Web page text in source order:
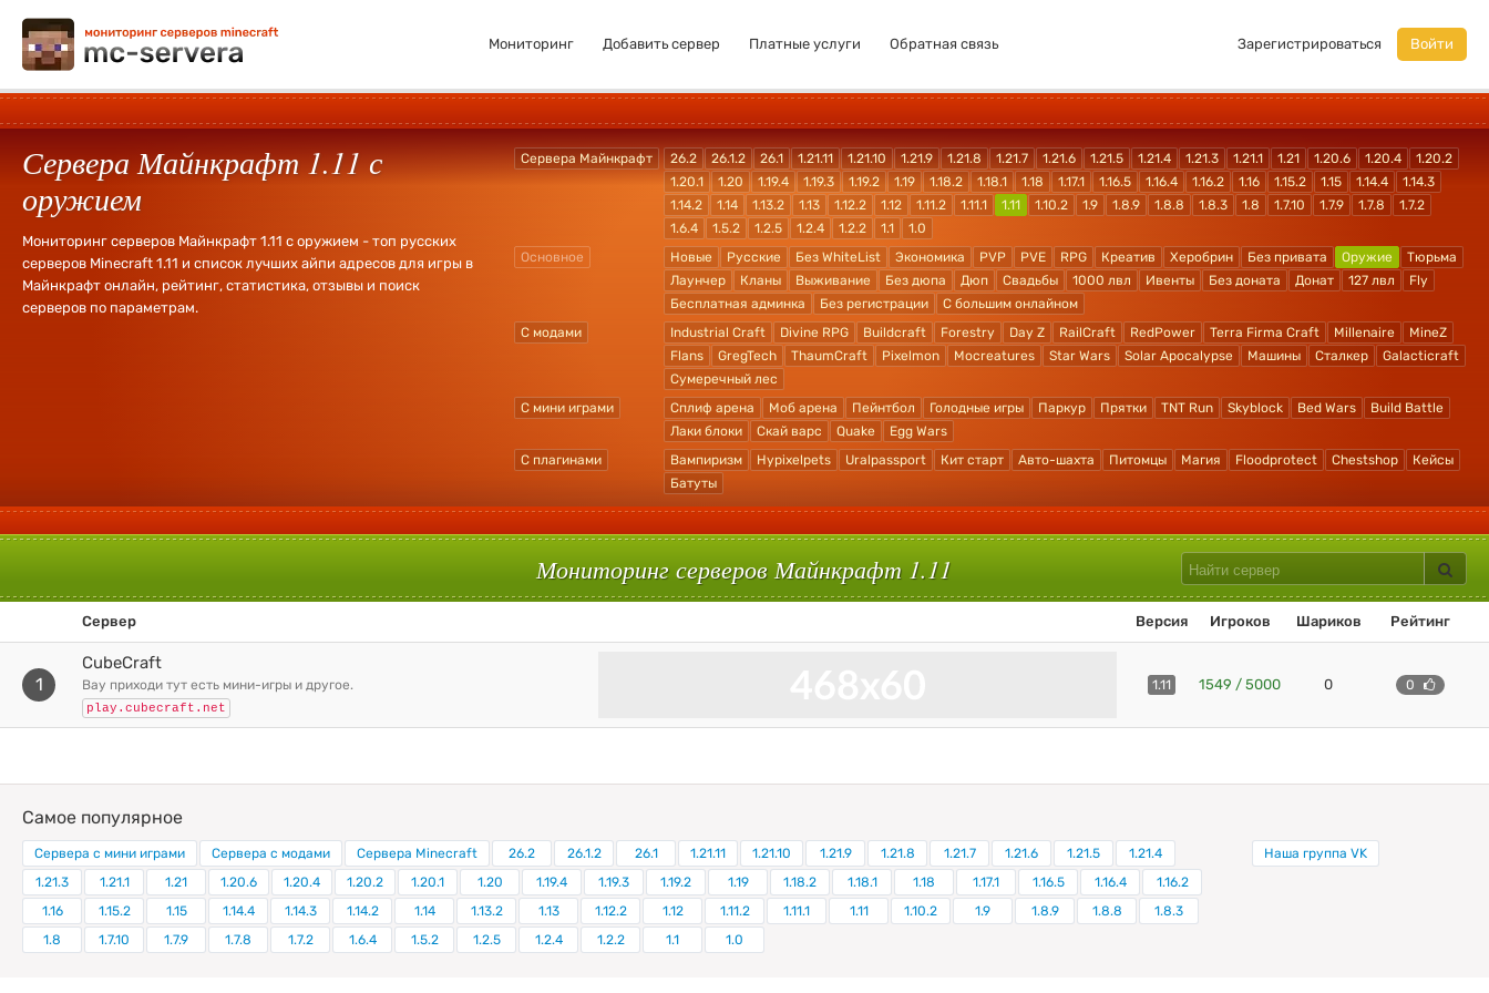
Мониторинг Добавить сервер Платные услуги Обратная связь Зарегистрироваться Войти
Сервера Майнкрафт 1.11 с
оружием
Мониторинг серверов Майнкрафт 1.11 с оружием - топ русских
серверов Minecraft 1.11 и список лучших айпи адресов для игры в
Майнкрафт онлайн, рейтинг, статистика, отзывы и поиск
серверов по параметрам.
Сервера Майнкрафт 26.2 26.1.2 26.1 1.21.11 1.21.10 1.21.9 1.21.8 1.21.7 1.21.6 1.21.5 1.21.4 1.21.3 1.21.1 1.21 1.20.6 1.20.4
1.20.2
1.20.1
1.20 1.19.4 1.19.3 1.19.2 1.19 1.18.2 1.18.1 1.18 1.17.1 1.16.5 1.16.4 1.16.2 1.16 1.15.2 1.15 1.14.4
1.14.3
1.14.2
1.14 1.13.2 1.13 1.12.2 1.12 1.11.2 1.11.1 1.11 1.10.2 1.9 1.8.9 1.8.8 1.8.3 1.8 1.7.10 1.7.9 1.7.8
1.7.2
1.6.4
1.5.2 1.2.5 1.2.4 1.2.2 1.1
1.0
Основное
Новые Русские Без WhiteList Экономика PVP PVE RPG Креатив Херобрин Без привата Оружие
Тюрьма
Лаунчер
Кланы Выживание Без дюпа Дюп Свадьбы 1000 лвл Ивенты Без доната Донат 127 лвл
Fly
Бесплатная админка
Без регистрации
С большим онлайном
С модами
Industrial Craft Divine RPG Buildcraft Forestry Day Z RailCraft RedPower Terra Firma Craft Millenaire
MineZ
Flans
GregTech ThaumCraft Pixelmon Mocreatures Star Wars Solar Apocalypse Машины Сталкер
Galacticraft
Сумеречный лес
С мини играми
Сплиф арена Моб арена Пейнтбол Голодные игры Паркур Прятки TNT Run Skyblock Bed Wars
Build Battle
Лаки блоки
Скай варс Quake
Egg Wars
С плагинами
Вампиризм Hypixelpets Uralpassport Кит старт Авто-шахта Питомцы Магия Floodprotect Chestshop
Кейсы
Батуты
Мониторинг серверов Майнкрафт 1.11
Сервер Версия Игроков Шариков Рейтинг
1
CubeCraft
вау приходи тут есть мини-игры и другое.
play.cubecraft.net
1.11 1549 / 5000 0 0
Самое популярное
Сервера с мини играми Сервера с модами Сервера Minecraft 26.2 26.1.2 26.1 1.21.11 1.21.10 1.21.9 1.21.8 1.21.7 1.21.6 1.21.5
1.21.4
1.21.3
1.21.1 1.21 1.20.6 1.20.4 1.20.2 1.20.1 1.20 1.19.4 1.19.3 1.19.2 1.19 1.18.2 1.18.1 1.18 1.17.1 1.16.5 1.16.4
1.16.2
1.16
1.15.2 1.15 1.14.4 1.14.3 1.14.2 1.14 1.13.2 1.13 1.12.2 1.12 1.11.2 1.11.1 1.11 1.10.2 1.9 1.8.9 1.8.8
1.8.3
1.8
1.7.10 1.7.9 1.7.8 1.7.2 1.6.4 1.5.2 1.2.5 1.2.4 1.2.2 1.1 1.0
Наша группа VK